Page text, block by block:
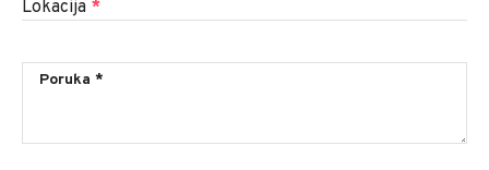
Lokacija *